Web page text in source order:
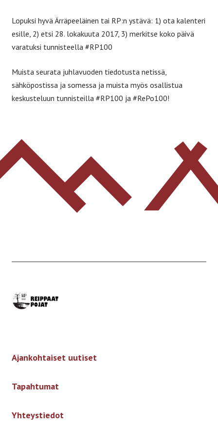
Lopuksi hyvä Ärräpeeläinen tai RP:n ystävä: 1) ota kalenteri
esille, 2) etsi 28. lokakuuta 2017, 3) merkitse koko päivä
varatuksi tunnisteella #RP100
Muista seurata juhlavuoden tiedotusta netissä,
sähköpostissa ja somessa ja muista myös osallistua
keskusteluun tunnisteilla #RP100 ja #RePo100!
Etusivulle
Ajankohtaiset uutiset
Tapahtumat
Yhteystiedot